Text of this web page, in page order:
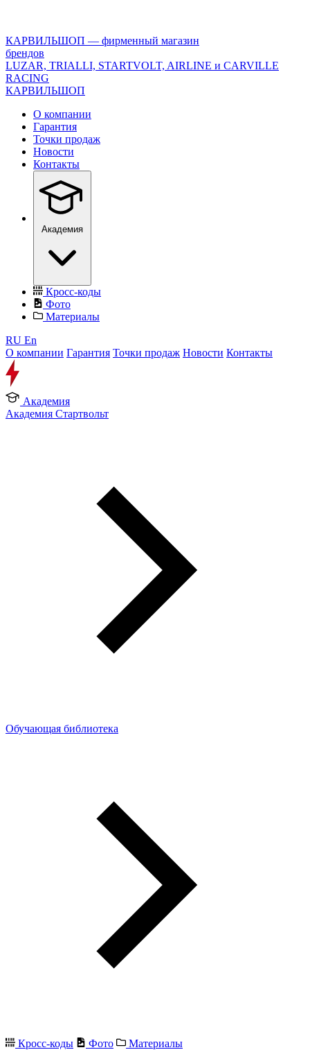
version="1.0"
encoding="utf-
8"?
>
КАРВИЛЬШОП — фирменный магазин
брендов
LUZAR, TRIALLI, STARTVOLT, AIRLINE и CARVILLE
RACING
КАРВИЛЬШОП
О компании
Гарантия
Точки продаж
Новости
Контакты
Академия
Кросс-коды
Фото
Материалы
RU En
О компании Гарантия Точки продаж Новости Контакты
Академия
Академия Стартвольт
Обучающая библиотека
Кросс-коды Фото Материалы